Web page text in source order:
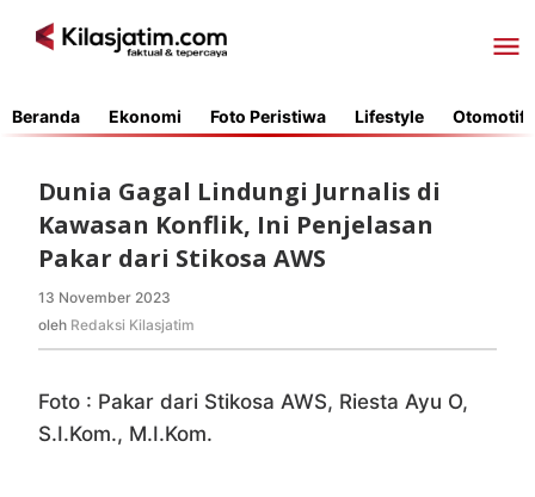
Beranda Ekonomi Foto Peristiwa Lifestyle Otomotif
Dunia Gagal Lindungi Jurnalis di
Kawasan Konflik, Ini Penjelasan
Pakar dari Stikosa AWS
13 November 2023
Redaksi
oleh Redaksi Kilasjatim
Foto : Pakar dari Stikosa AWS, Riesta Ayu O,
S.I.Kom., M.I.Kom.